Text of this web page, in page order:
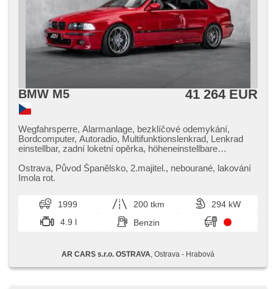
BMW M5 41 264 EUR
Wegfahrsperre, Alarmanlage, bezklíčové odemykání,
Bordcomputer, Autoradio, Multifunktionslenkrad, Lenkrad
einstellbar, zadní loketní opěrka, höheneinstellbare
einstellbare Sitze, Scheinwerferwaschanlagen,
Nebelscheinwerfer, Alufelgen, El. Spiegel, beheizte Spiegel,
Seitenscheiben, Zentralverriegelung, El. Dachfenster,
Zentralverriegelung mit Funkfernbedienung, Teilbare
Rücksitzbank, Tempomat, plnohodnotné rezervní kolo,
Außenthermometer, Servolenkung, Elektronisches
Lederpolsterung, erfüllt 'EURO II', ABS
Ostrava,​ Původ Španělsko,​ 2.majitel.,​ nebourané,​ lakování
Imola rot.
1999 200 tkm
294 kW
4.9 l
Benzin
AR CARS s.r.o. OSTRAVA , Ostrava - Hrabová